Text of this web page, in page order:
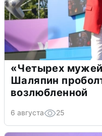
«Четырех
Шаляпин
возлюбленной
6 августа 25